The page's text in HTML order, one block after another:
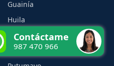
Guainía
Huila
Magdalena
Nariño
Contáctame
987 470 966